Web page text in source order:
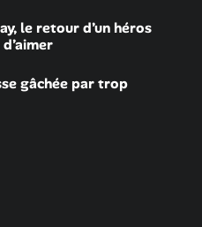
le retour d’un héros
gâchée par trop